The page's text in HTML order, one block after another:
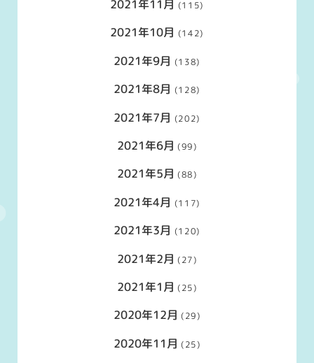
2021年11月 (115)
2021年10月 (142)
2021年9月 (138)
2021年8月 (128)
2021年7月 (202)
2021年6月 (99)
2021年5月 (88)
2021年4月 (117)
2021年3月 (120)
2021年2月 (27)
2021年1月 (25)
2020年12月 (29)
2020年11月 (25)